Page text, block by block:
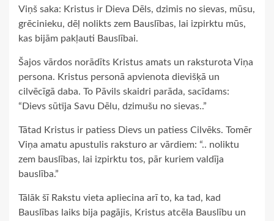
Viņš saka: Kristus ir Dieva Dēls, dzimis no sievas, mūsu,
grēcinieku, dēļ nolikts zem Bauslības, lai izpirktu mūs,
kas bijām pakļauti Bauslībai.
Šajos vārdos norādīts Kristus amats un raksturota Viņa
persona. Kristus personā apvienota dievišķā un
cilvēcīgā daba. To Pāvils skaidri parāda, sacīdams:
“Dievs sūtīja Savu Dēlu, dzimušu no sievas..”
Tātad Kristus ir patiess Dievs un patiess Cilvēks. Tomēr
Viņa amatu apustulis raksturo ar vārdiem: “.. noliktu
zem bauslības, lai izpirktu tos, pār kuriem valdīja
bauslība.”
Tālāk šī Rakstu vieta apliecina arī to, ka tad, kad
Bauslības laiks bija pagājis, Kristus atcēla Bauslību un